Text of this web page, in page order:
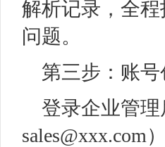
解析记录，全
问题。
第三步：账
登录企业管理
sales@xxx.com